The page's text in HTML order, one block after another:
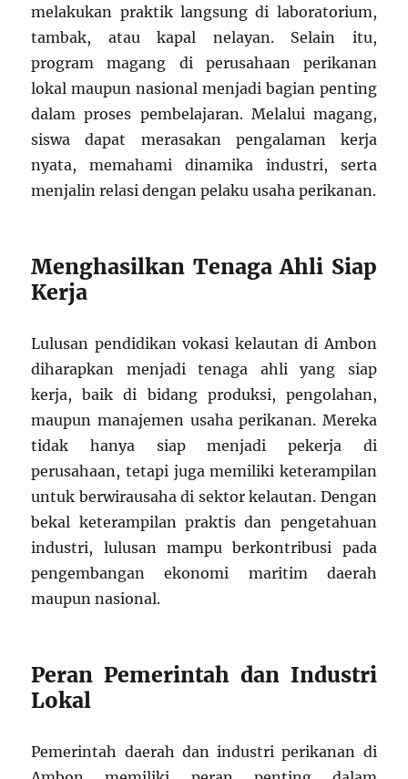
melakukan praktik langsung di laboratorium,
tambak, atau kapal nelayan. Selain itu,
program magang di perusahaan perikanan
lokal maupun nasional menjadi bagian penting
dalam proses pembelajaran. Melalui magang,
siswa dapat merasakan pengalaman kerja
nyata, memahami dinamika industri, serta
menjalin relasi dengan pelaku usaha perikanan.
Menghasilkan Tenaga Ahli Siap
Kerja
Lulusan pendidikan vokasi kelautan di Ambon
diharapkan menjadi tenaga ahli yang siap
kerja, baik di bidang produksi, pengolahan,
maupun manajemen usaha perikanan. Mereka
tidak hanya siap menjadi pekerja di
perusahaan, tetapi juga memiliki keterampilan
untuk berwirausaha di sektor kelautan. Dengan
bekal keterampilan praktis dan pengetahuan
industri, lulusan mampu berkontribusi pada
pengembangan ekonomi maritim daerah
maupun nasional.
Peran Pemerintah dan Industri
Lokal
Pemerintah daerah dan industri perikanan di